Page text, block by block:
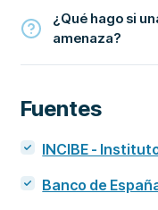
¿Qué hago si
amenaza?
Fuentes
INCIBE -
Banco de